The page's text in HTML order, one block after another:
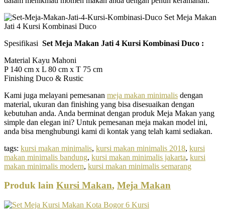
Spesifikasi Set Meja Makan Jati 4 Kursi Kombinasi Duco :
Material Kayu Mahoni
P 140 cm x L 80 cm x T 75 cm
Finishing Duco & Rustic
Kami juga melayani pemesanan meja makan minimalis dengan
material, ukuran dan finishing yang bisa disesuaikan dengan
kebutuhan anda. Anda berminat dengan produk Meja Makan yang
simple dan elegan ini? Untuk pemesanan meja makan model ini,
anda bisa menghubungi kami di kontak yang telah kami sediakan.
tags: kursi makan minimalis, kursi makan minimalis 2018, kursi
makan minimalis bandung, kursi makan minimalis jakarta, kursi
makan minimalis modern, kursi makan minimalis semarang
Produk lain Kursi Makan, Meja Makan